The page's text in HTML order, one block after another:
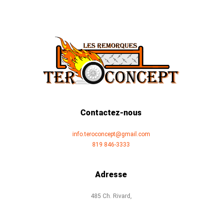
Contactez-nous
info.teroconcept@gmail.com
819 846-3333
Adresse
485 Ch. Rivard,